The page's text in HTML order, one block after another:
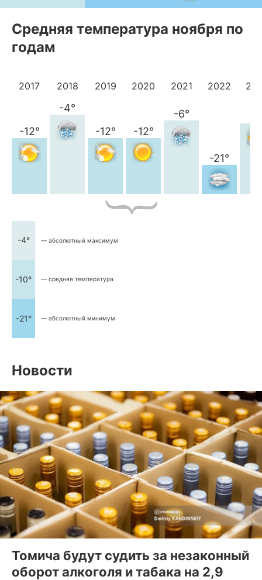
Средняя температура ноября по
годам
2017
-12°
2018
-4°
2019
-12°
2020
-12°
2021
-6°
2022
-21°
-4° — абсолютный максимум
-10° — средняя температура
-21° — абсолютный минимум
Новости
Томича будут судить за незаконный
оборот алкоголя и табака на 2,9